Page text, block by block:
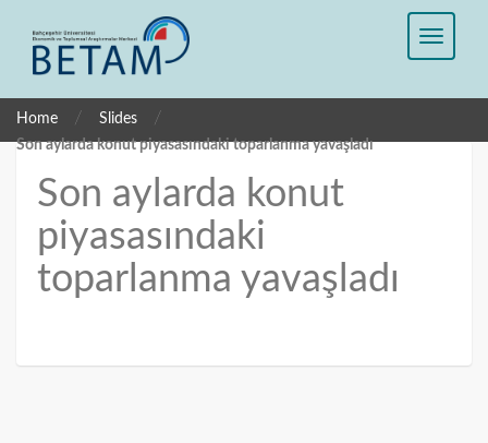
Home / Slides /
Son aylarda konut piyasasındaki toparlanma yavaşladı
Son aylarda konut
piyasasındaki
toparlanma yavaşladı